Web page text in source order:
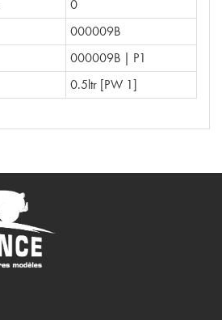
0
000009B
000009B | P1
0.5ltr [PW 1]